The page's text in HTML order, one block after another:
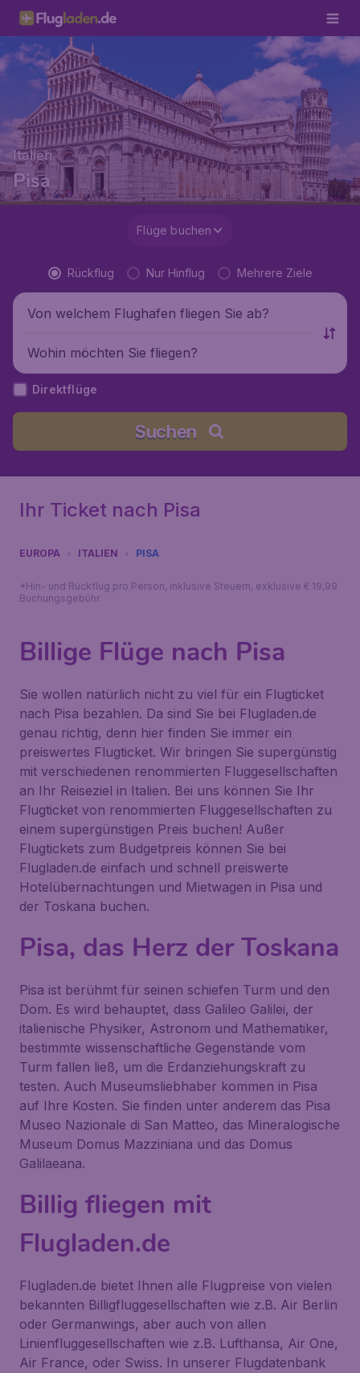
Italien
Pisa
Flüge buchen
Rückflug Nur Hinflug Mehrere Ziele
Von welchem Flughafen fliegen Sie ab?
Wohin möchten Sie fliegen?
Direktflüge
Suchen
Ihr Ticket nach Pisa
EUROPA ITALIEN PISA
*Hin- und Rückflug pro Person, inklusive Steuern, exklusive € 19,99
Buchungsgebühr.
Billige Flüge nach Pisa
Sie wollen natürlich nicht zu viel für ein Flugticket
nach Pisa bezahlen. Da sind Sie bei Flugladen.de
genau richtig, denn hier finden Sie immer ein
preiswertes Flugticket. Wir bringen Sie supergünstig
mit verschiedenen renommierten Fluggesellschaften
an Ihr Reiseziel in Italien. Bei uns können Sie Ihr
Flugticket von renommierten Fluggesellschaften zu
einem supergünstigen Preis buchen! Außer
Flugtickets zum Budgetpreis können Sie bei
Flugladen.de einfach und schnell preiswerte
Hotelübernachtungen und Mietwagen in Pisa und
der Toskana buchen.
Pisa, das Herz der Toskana
Pisa ist berühmt für seinen schiefen Turm und den
Dom. Es wird behauptet, dass Galileo Galilei, der
italienische Physiker, Astronom und Mathematiker,
bestimmte wissenschaftliche Gegenstände vom
Turm fallen ließ, um die Erdanziehungskraft zu
testen. Auch Museumsliebhaber kommen in Pisa
auf Ihre Kosten. Sie finden unter anderem das Pisa
Museo Nazionale di San Matteo, das Mineralogische
Museum Domus Mazziniana und das Domus
Galilaeana.
Billig fliegen mit
Flugladen.de
Flugladen.de bietet Ihnen alle Flugpreise von vielen
bekannten Billigfluggesellschaften wie z.B. Air Berlin
oder Germanwings, aber auch von allen
Linienfluggesellschaften wie z.B. Lufthansa, Air One,
Air France, oder Swiss. In unserer Flugdatenbank